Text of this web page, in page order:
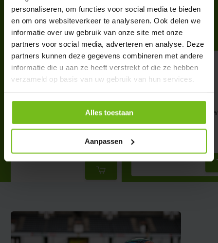
personaliseren, om functies voor social media te bieden
en om ons websiteverkeer te analyseren. Ook delen we
informatie over uw gebruik van onze site met onze
partners voor social media, adverteren en analyse. Deze
partners kunnen deze gegevens combineren met andere
informatie die u aan ze heeft verstrekt of die ze hebben
verzameld op basis van uw gebruik van hun services.
Alles toestaan
Aanpassen
ACCESSOIRES
Complete your purchase
Derbystar Stratos Super Light
gram
Deliverytime
Derbystar Stratos